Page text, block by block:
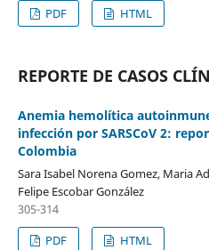
PDF
HTML
REPORTE DE CASOS
Anemia hemolítica
infección por SARSCoV 2:
Colombia
Sara Isabel Norena Gomez, Maria
Felipe Escobar González
305-314
PDF
HTML